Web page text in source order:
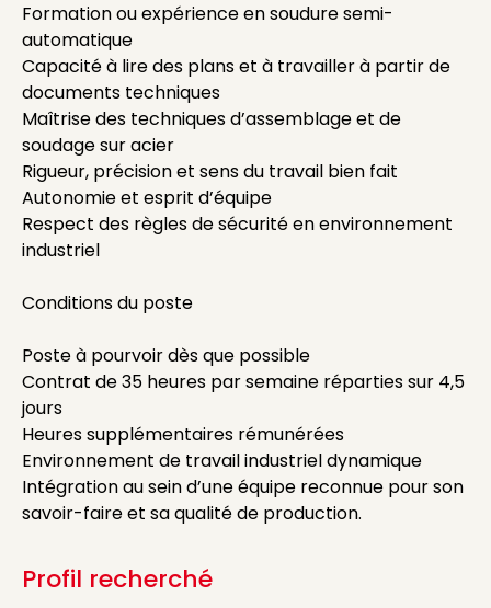
Formation ou expérience en soudure semi-
automatique
Capacité à lire des plans et à travailler à partir de
documents techniques
Maîtrise des techniques d’assemblage et de
soudage sur acier
Rigueur, précision et sens du travail bien fait
Autonomie et esprit d’équipe
Respect des règles de sécurité en environnement
industriel
Conditions du poste
Poste à pourvoir dès que possible
Contrat de 35 heures par semaine réparties sur 4,5
jours
Heures supplémentaires rémunérées
Environnement de travail industriel dynamique
Intégration au sein d’une équipe reconnue pour son
savoir-faire et sa qualité de production.
Profil recherché